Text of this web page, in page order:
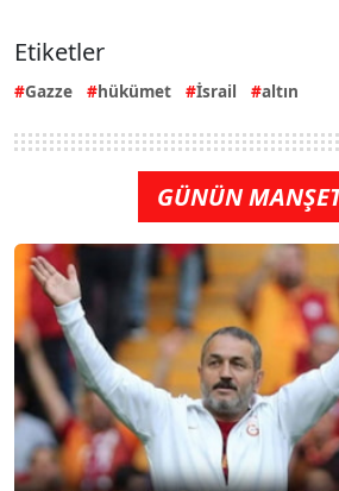
Etiketler
Gazze hükümet İsrail altın
GÜNÜN